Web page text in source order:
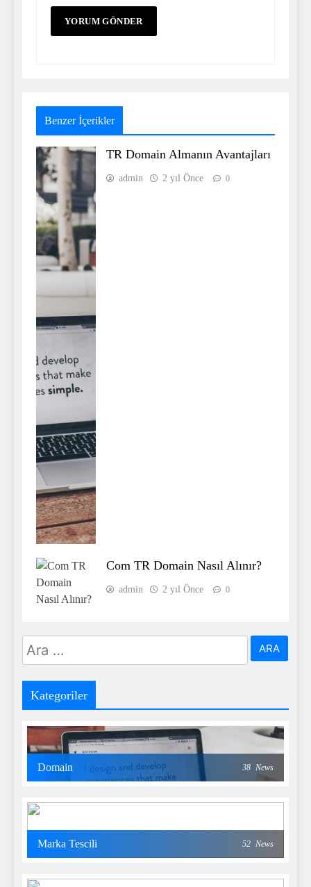
Benzer İçerikler
TR Domain Almanın Avantajları
admin 2 yıl Önce 0
Com TR Domain Nasıl Alınır?
admin 2 yıl Önce 0
Arama:
Kategoriler
Domain 38 News
Marka Tescili 52 News